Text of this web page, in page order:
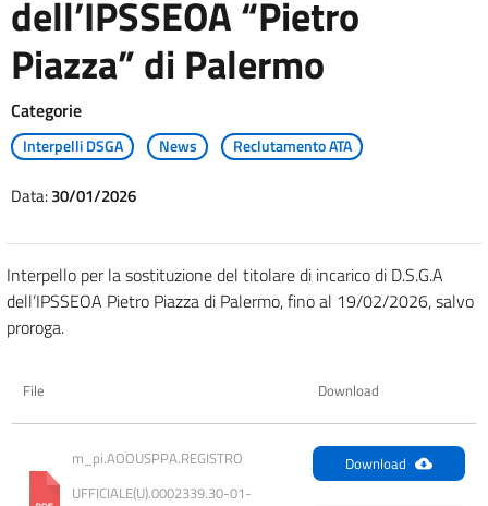
dell’IPSSEOA “Pietro
Piazza” di Palermo
Categorie
Interpelli DSGA News Reclutamento ATA
Data:30/01/2026
Interpello per la sostituzione del titolare di incarico di D.S.G.A
dell’IPSSEOA Pietro Piazza di Palermo, fino al 19/02/2026, salvo
proroga.
File Download
m_pi.AOOUSPPA.REGISTRO
UFFICIALE(U).0002339.30-01-
Download